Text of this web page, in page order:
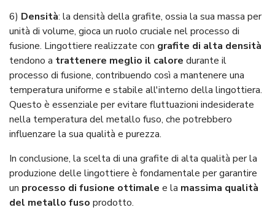
6) Densità: la densità della grafite, ossia la sua massa per
unità di volume, gioca un ruolo cruciale nel processo di
fusione. Lingottiere realizzate con grafite di alta densità
tendono a trattenere meglio il calore durante il
processo di fusione, contribuendo così a mantenere una
temperatura uniforme e stabile all'interno della lingottiera.
Questo è essenziale per evitare fluttuazioni indesiderate
nella temperatura del metallo fuso, che potrebbero
influenzare la sua qualità e purezza.
In conclusione, la scelta di una grafite di alta qualità per la
produzione delle lingottiere è fondamentale per garantire
un processo di fusione ottimale e la massima qualità
del metallo fuso prodotto.